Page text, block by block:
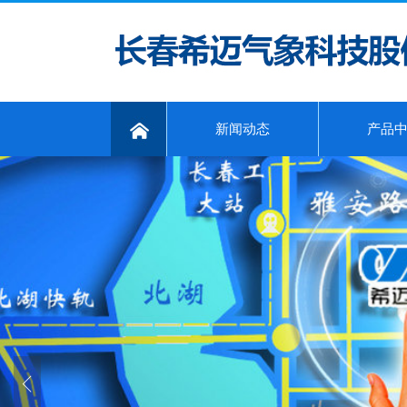
新闻动态 产品